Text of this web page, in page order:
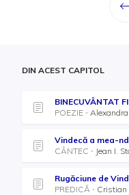
DIN ACEST CAPITOL
BINECUVÂNTAT
POEZIE
Vindecă a mea-
CÂNTEC
Jean I.
Rugăciune de
PREDICĂ
Cristian